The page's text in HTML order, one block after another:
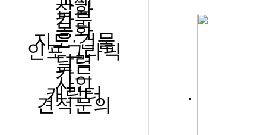
삽화
카툰
동화
지도·건물
인포그라픽
달력
카드
사인
캐릭터
견적문의